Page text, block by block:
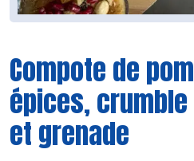
Compote de
épices,
et grenade